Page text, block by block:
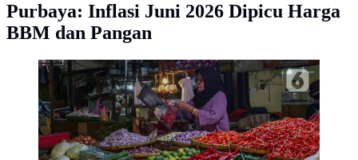
Purbaya: Inflasi Juni 2026 Dipicu Harga
BBM dan Pangan
Karena, biasanya jelang hari besar keagamaan terjadi
lonjakan permintaan bahan pokok yang diikuti dengan
kenaikan harga. (Liputan6.com/Angga Yuniar)